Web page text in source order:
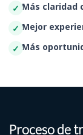
Más claridad
Mejor
Más
Proceso de